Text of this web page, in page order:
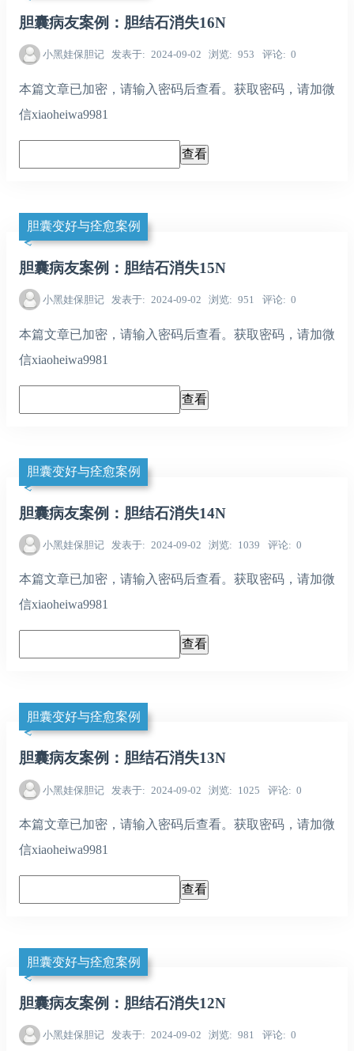
胆囊病友案例：胆结石消失16N
小黑娃保胆记 发表于 2024-09-02 浏览 953 评论 0
本篇文章已加密，请输入密码后查看。获取密码，请加微
信xiaoheiwa9981
胆囊变好与痊愈案例
胆囊病友案例：胆结石消失15N
小黑娃保胆记 发表于 2024-09-02 浏览 951 评论 0
本篇文章已加密，请输入密码后查看。获取密码，请加微
信xiaoheiwa9981
胆囊变好与痊愈案例
胆囊病友案例：胆结石消失14N
小黑娃保胆记 发表于 2024-09-02 浏览 1039 评论 0
本篇文章已加密，请输入密码后查看。获取密码，请加微
信xiaoheiwa9981
胆囊变好与痊愈案例
胆囊病友案例：胆结石消失13N
小黑娃保胆记 发表于 2024-09-02 浏览 1025 评论 0
本篇文章已加密，请输入密码后查看。获取密码，请加微
信xiaoheiwa9981
胆囊变好与痊愈案例
胆囊病友案例：胆结石消失12N
小黑娃保胆记 发表于 2024-09-02 浏览 981 评论 0